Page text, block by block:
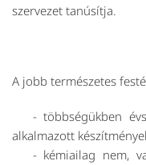
szervezet tanúsítja.
A jobb természetes
- többségükben
alkalmazott
- kémiailag nem,